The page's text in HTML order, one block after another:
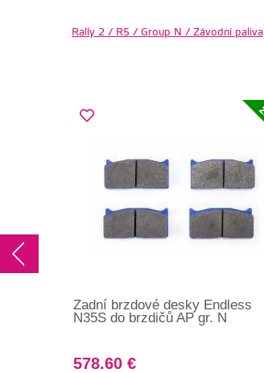
Rally 2 / R5 / Group N / Závodní paliva
Zadní brzdové desky Endless
N35S do brzdičů AP gr. N
578.60 €